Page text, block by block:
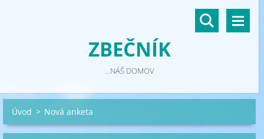
ZBEČNÍK
...NÁŠ DOMOV
Úvod > Nová anketa